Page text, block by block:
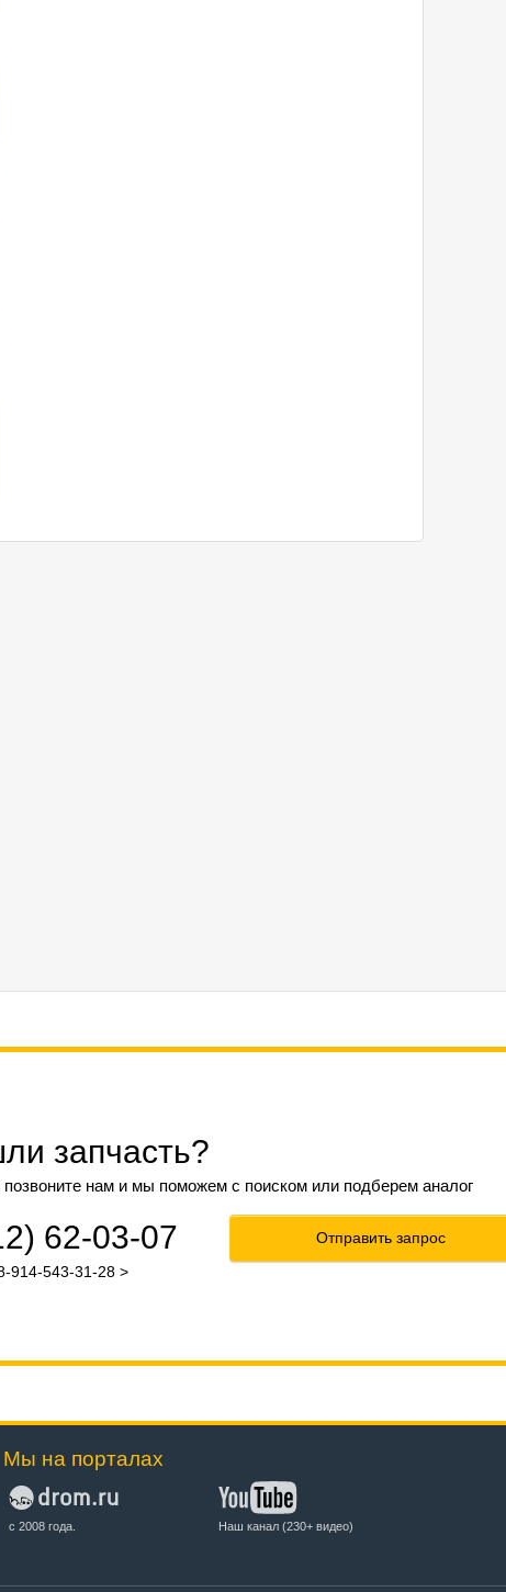
запчасть?
нам и мы поможем с поиском или подберем аналог
62-03-07
914-543-31-28 >
Отправить запрос
Мы на порталах
с 2008 года. Наш канал (230+ видео)